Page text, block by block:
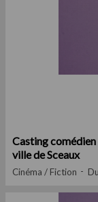
Casting comédien
ville de Sceaux
Cinéma / Fiction